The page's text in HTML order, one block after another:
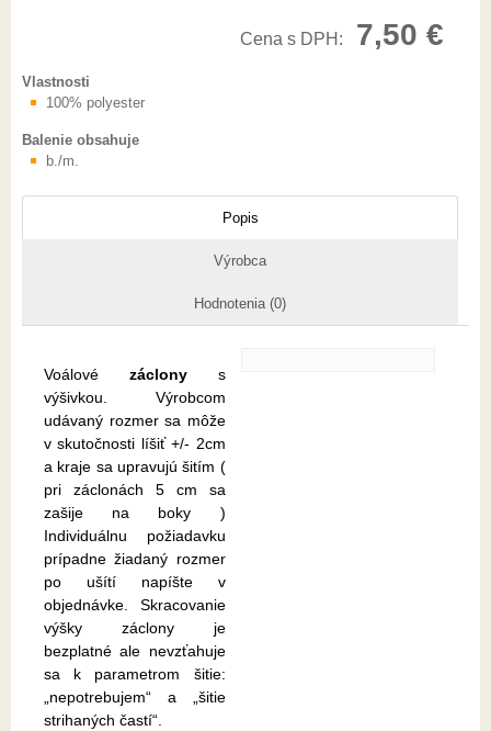
Cena s DPH: 7,50 €
Vlastnosti
100% polyester
Balenie obsahuje
b./m.
Popis
Výrobca
Hodnotenia (0)
Voálové záclonys
výšivkou. Výrobcom
udávaný rozmer sa môže
v skutočnosti líšiť +/- 2cm
a kraje sa upravujú šitím (
pri záclonách 5 cm sa
zašije na boky )
Individuálnu požiadavku
prípadne žiadaný rozmer
po ušítí napíšte v
objednávke. Skracovanie
výšky záclony je
bezplatné ale nevzťahuje
sa k parametrom šitie:
„nepotrebujem“ a „šitie
strihaných častí“.